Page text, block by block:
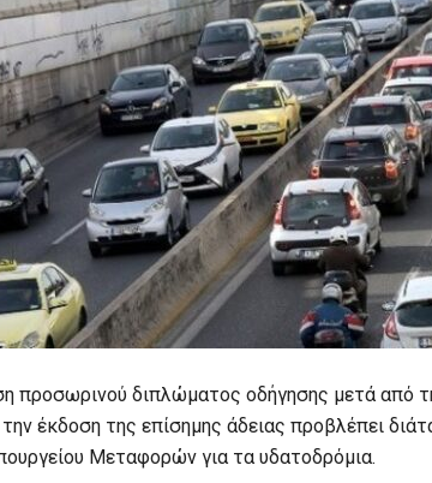
προσωρινού διπλώματος οδήγησης μετά από
την έκδοση της επίσημης άδειας προβλέπει
Μεταφορών για τα υδατοδρόμια.